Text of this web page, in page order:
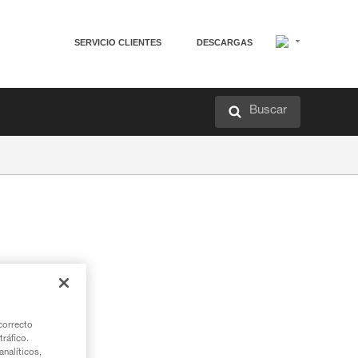
SERVICIO CLIENTES DESCARGAS
Buscar